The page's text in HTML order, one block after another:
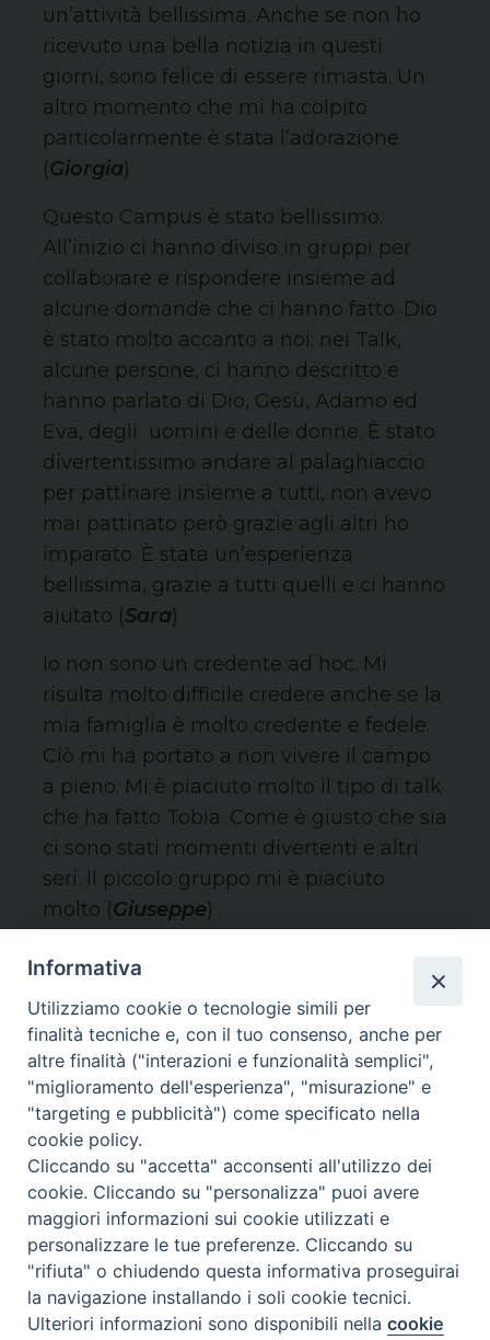
un’attività bellissima. Anche se non ho
ricevuto una bella notizia in questi
giorni, sono felice di essere rimasta. Un
altro momento che mi ha colpito
particolarmente è stata l’adorazione
(Giorgia)
Questo Campus è stato bellissimo.
All’inizio ci hanno diviso in gruppi per
collaborare e rispondere insieme ad
alcune domande che ci hanno fatto. Dio
è stato molto accanto a noi: nei Talk,
alcune persone, ci hanno descritto e
hanno parlato di Dio, Gesù, Adamo ed
Eva, degli uomini e delle donne. È stato
divertentissimo andare al palaghiaccio
per pattinare insieme a tutti, non avevo
mai pattinato però grazie agli altri ho
imparato. È stata un’esperienza
bellissima, grazie a tutti quelli e ci hanno
aiutato (Sara)
Io non sono un credente ad hoc. Mi
risulta molto difficile credere anche se la
mia famiglia è molto credente e fedele.
Ciò mi ha portato a non vivere il campo
a pieno. Mi è piaciuto molto il tipo di talk
che ha fatto Tobia. Come è giusto che sia
ci sono stati momenti divertenti e altri
seri. Il piccolo gruppo mi è piaciuto
molto (Giuseppe)
[embedyt]
https://www.youtube.com/watch?
v=H5AY01amCOQ[/embedyt]
Preferenze Cookie
Informativa
Utilizziamo cookie o tecnologie simili per
finalità tecniche e, con il tuo consenso, anche per
altre finalità ("interazioni e funzionalità semplici",
"miglioramento dell'esperienza", "misurazione" e
"targeting e pubblicità") come specificato nella
cookie policy.
Cliccando su "accetta" acconsenti all'utilizzo dei
cookie. Cliccando su "personalizza" puoi avere
maggiori informazioni sui cookie utilizzati e
personalizzare le tue preferenze. Cliccando su
"rifiuta" o chiudendo questa informativa proseguirai
la navigazione installando i soli cookie tecnici.
Ulteriori informazioni sono disponibili nellacookie